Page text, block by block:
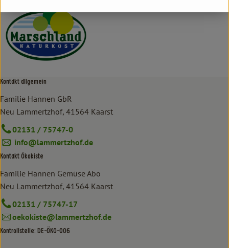
Kontakt allgemein
Familie Hannen GbR
Neu Lammertzhof, 41564 Kaarst
02131 / 75747-0
info@lammertzhof.de
Kontakt Ökokiste
Familie Hannen Gemüse Abo
Neu Lammertzhof, 41564 Kaarst
02131 / 75747-17
oekokiste@lammertzhof.de
Kontrollstelle: DE-ÖKO-006